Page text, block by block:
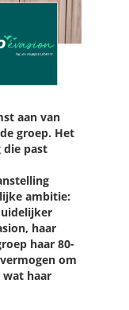
aan van
groep. Het
die past
ambitie:
haar
haar 80-
om
wat haar